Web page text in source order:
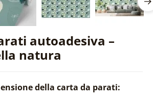
autoadesiva –
natura
della carta da parati: